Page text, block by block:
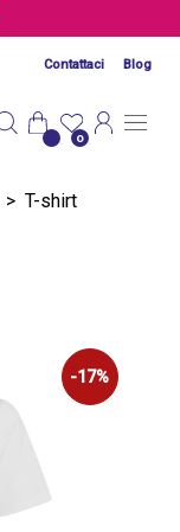
Contattaci Blog
0
> T-shirt
-17%